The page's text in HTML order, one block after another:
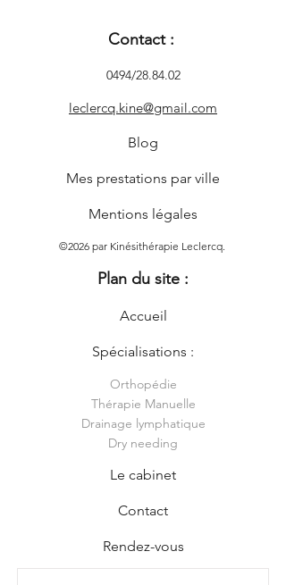
Contact :
0494/28.84.02
leclercq.kine@gmail.com
Blog
Mes prestations par ville
Mentions légales
©2026 par Kinésithérapie Leclercq.
Plan du site :
Accueil
Spécialisations :
Orthopédie
Thérapie Manuelle
Drainage lymphatique
Dry needing
Le cabinet
Contact
Rendez-vous